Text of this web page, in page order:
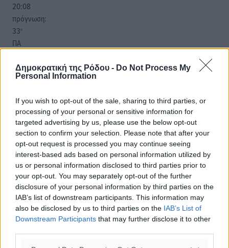
Δημοκρατική της Ρόδου - Do Not Process My
Personal Information
If you wish to opt-out of the sale, sharing to third parties, or
processing of your personal or sensitive information for
targeted advertising by us, please use the below opt-out
section to confirm your selection. Please note that after your
opt-out request is processed you may continue seeing
interest-based ads based on personal information utilized by
us or personal information disclosed to third parties prior to
your opt-out. You may separately opt-out of the further
disclosure of your personal information by third parties on the
IAB’s list of downstream participants. This information may
also be disclosed by us to third parties on the IAB’s List of
Downstream Participants that may further disclose it to other
20:08
πρόγνωση:
33°
ΠΑ
ΣΑ
29°
30 °
ΔΕ